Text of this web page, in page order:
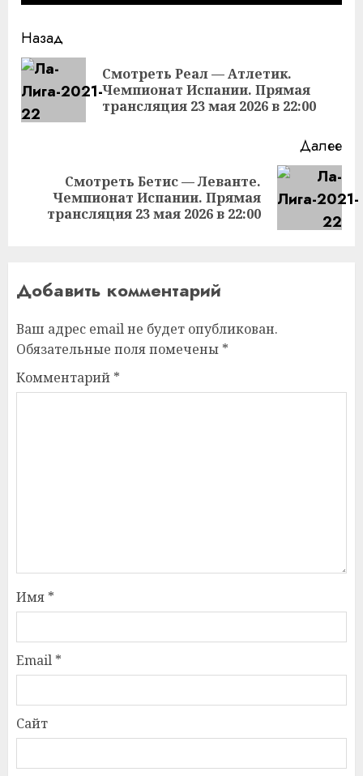
Продолжить
чтение
Назад
Смотреть Реал — Атлетик.
Чемпионат Испании. Прямая
трансляция 23 мая 2026 в 22:00
Далее
Следующая
запись:
Смотреть Бетис — Леванте.
Чемпионат Испании. Прямая
трансляция 23 мая 2026 в 22:00
Добавить комментарий
Ваш адрес email не будет опубликован.
Обязательные поля помечены *
Комментарий *
Имя *
Email *
Сайт